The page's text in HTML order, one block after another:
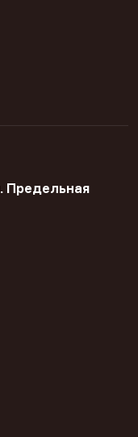
Предельная